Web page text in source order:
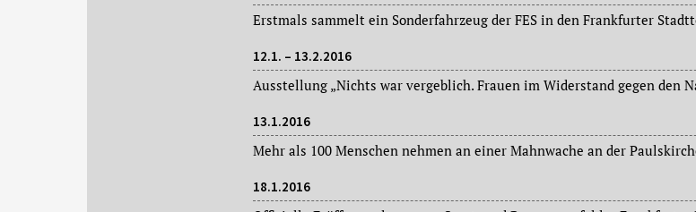
12.1. – 13.2.2016
13.1.2016
18.1.2016